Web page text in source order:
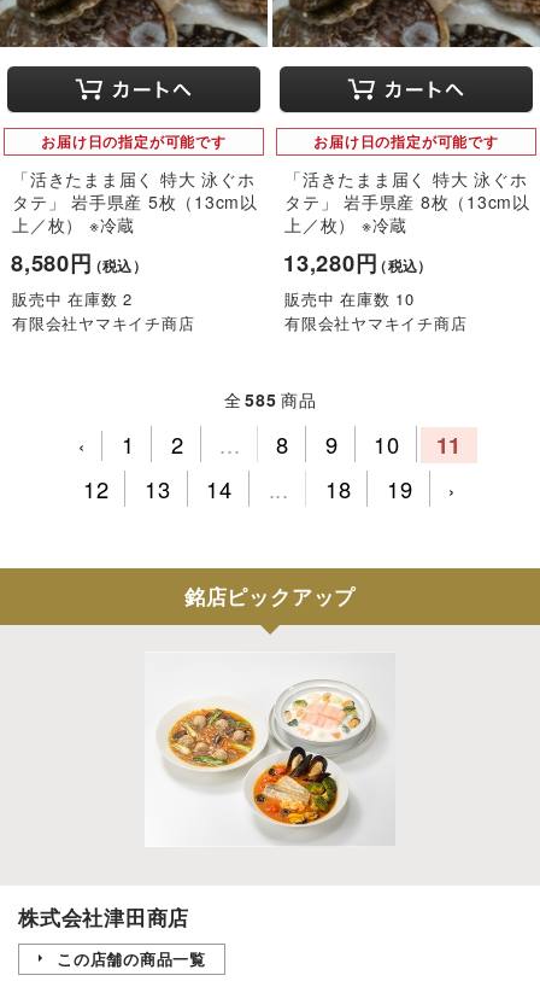
お届け日の指定が可能です
「活きたまま届く 特大 泳ぐホ
タテ」 岩手県産 5枚（13cm以
上／枚） ※冷蔵
8,580円（税込）
販売中 在庫数 2
有限会社ヤマキイチ商店
お届け日の指定が可能です
「活きたまま届く 特大 泳ぐホ
タテ」 岩手県産 8枚（13cm以
上／枚） ※冷蔵
13,280円（税込）
販売中 在庫数 10
有限会社ヤマキイチ商店
全585 商品
‹ 1 2 ... 8 9 10 11
12 13 14 ... 18 19 ›
銘店ピックアップ
株式会社津田商店
この店舗の商品一覧